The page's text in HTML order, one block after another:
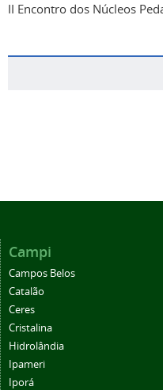
II Encontro dos Núcleos
Campi
Campos Belos
Catalão
Ceres
Cristalina
Hidrolândia
Ipameri
Iporá